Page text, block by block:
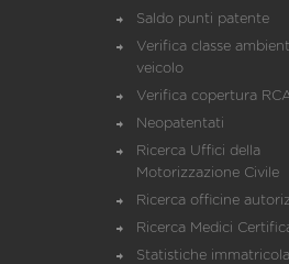
Saldo punti patente
Verifica classe
veicolo
Verifica copertura
Neopatentati
Ricerca Uffici della
Motorizzazione Civile
Ricerca officine
Ricerca Medici
Statistiche